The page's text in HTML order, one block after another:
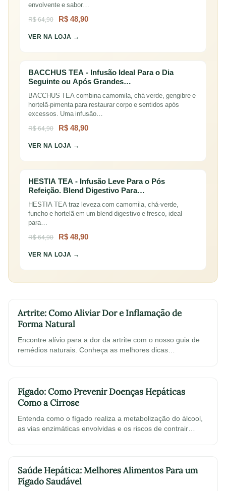
envolvente e sabor…
R$ 64,90
R$ 48,90
VER NA LOJA →
BACCHUS TEA - Infusão Ideal Para o Dia
Seguinte ou Após Grandes…
BACCHUS TEA combina camomila, chá verde, gengibre e
hortelã-pimenta para restaurar corpo e sentidos após
excessos. Uma infusão…
R$ 64,90
R$ 48,90
VER NA LOJA →
HESTIA TEA - Infusão Leve Para o Pós
Refeição. Blend Digestivo Para…
HESTIA TEA traz leveza com camomila, chá-verde,
funcho e hortelã em um blend digestivo e fresco, ideal
para…
R$ 64,90
R$ 48,90
VER NA LOJA →
Artrite: Como Aliviar Dor e Inflamação de
Forma Natural
Encontre alívio para a dor da artrite com o nosso guia de
remédios naturais. Conheça as melhores dicas…
Fígado: Como Prevenir Doenças Hepáticas
Como a Cirrose
Entenda como o fígado realiza a metabolização do álcool,
as vias enzimáticas envolvidas e os riscos de contrair…
Saúde Hepática: Melhores Alimentos Para um
Fígado Saudável